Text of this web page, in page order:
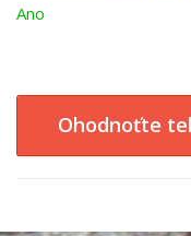
Ano
Ohodnoťte